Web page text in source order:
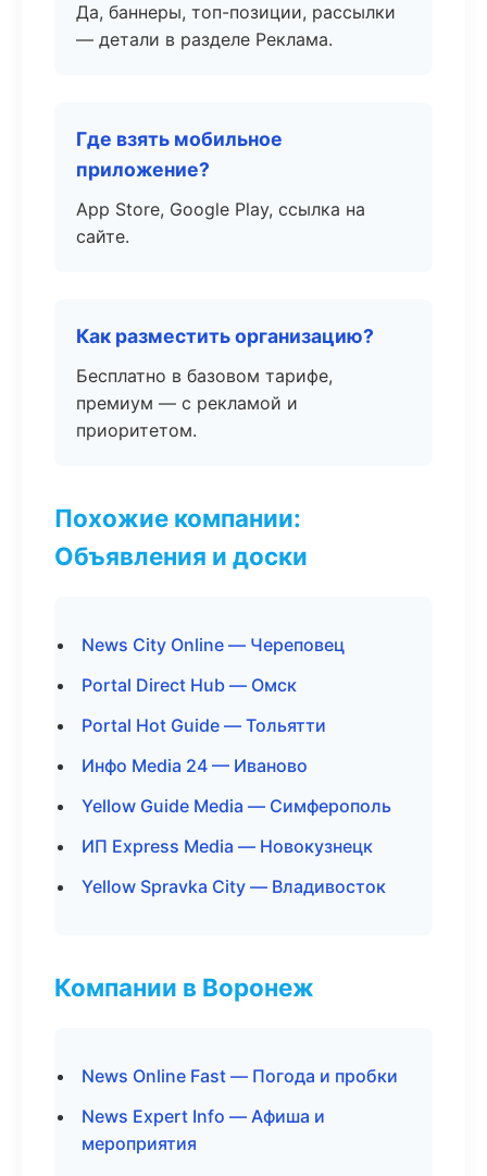
Да, баннеры, топ-позиции, рассылки
— детали в разделе Реклама.
Где взять мобильное
приложение?
App Store, Google Play, ссылка на
сайте.
Как разместить организацию?
Бесплатно в базовом тарифе,
премиум — с рекламой и
приоритетом.
Похожие компании:
Объявления и доски
News City Online — Череповец
Portal Direct Hub — Омск
Portal Hot Guide — Тольятти
Инфо Media 24 — Иваново
Yellow Guide Media — Симферополь
ИП Express Media — Новокузнецк
Yellow Spravka City — Владивосток
Компании в Воронеж
News Online Fast — Погода и пробки
News Expert Info — Афиша и
мероприятия